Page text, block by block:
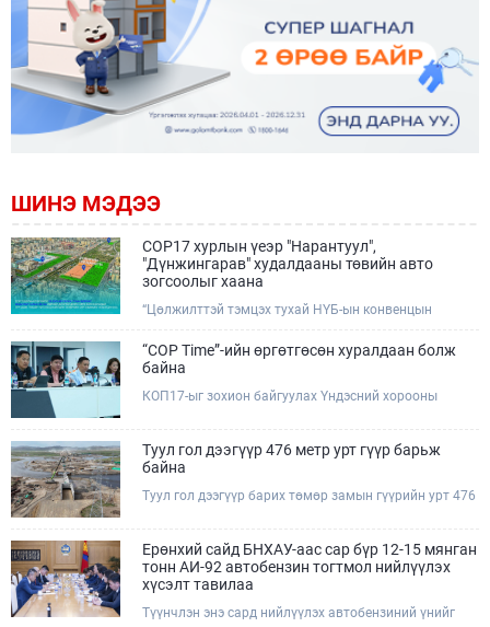
ШИНЭ МЭДЭЭ
COP17 хурлын үеэр "Нарантуул",
"Дүнжингарав" худалдааны төвийн авто
зогсоолыг хаана
“Цөлжилттэй тэмцэх тухай НҮБ-ын конвенцын
сарын 17-28-ны өдрүүдэд Улаанбаатар хотод зохион
байгуулагдана.Хурлын үеэр Нарантуул, Дүнжингарав
тухайн чиглэлд нийтийн тээврийн хүртээмжийг
“COP Time”-ийн өргөтгөсөн хуралдаан болж
байна
КОП17-ыг зохион байгуулах Үндэсний хорооны
дотоод хуралдааныг тогтмол зохион байгуулж ирсэн
билээ.Өнөөдөр “COP Time”-ийн сүүлийн хуралдааныг
бөгөөд үүнд Үндэсний хорооны дэргэдэх дэд
Туул гол дээгүүр 476 метр урт гүүр барьж
байна
Туул гол дээгүүр барих төмөр замын гүүрийн урт 476
хөдөлгөөнийг найдвартай, тасралтгүй нэвтрүүлэх
чухал байгууламж бөгөөд уг ажлыг "Очирням" ХХК,
"Тэргүүн саруул зам" ХХК, "Хотгорзам" ХХК зэрэг
Ерөнхий сайд БНХАУ-аас сар бүр 12-15 мянган
тонн АИ-92 автобензин тогтмол нийлүүлэх
хүсэлт тавилаа
Түүнчлэн энэ сард нийлүүлэх автобензиний үнийг